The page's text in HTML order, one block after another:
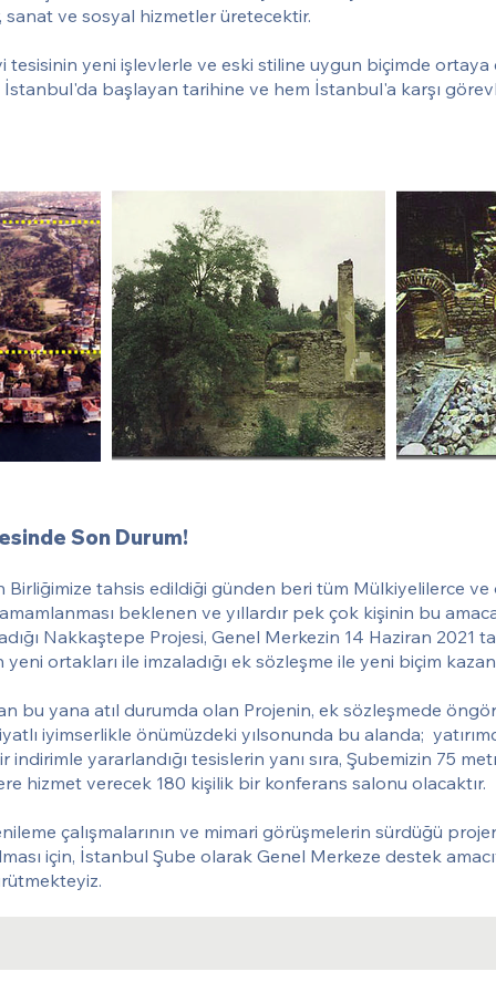
sanat ve sosyal hizmetler üretecektir.
tesisinin yeni işlevlerle ve eski stiline uygun biçimde ortaya
başlayan tarihine ve hem İstanbul'a karşı
Son Durum!
Birliğimize tahsis edildiği günden beri tüm Mülkiyelilerce ve
beklenen ve yıllardır pek çok kişinin bu
Nakkaştepe Projesi, Genel Merkezin 14 Haziran 2021
yeni ortakları ile imzaladığı ek sözleşme ile yeni biçim
bu yana atıl durumda olan Projenin, ek sözleşmede
iyimserlikle önümüzdeki yılsonunda bu alanda;
indirimle yararlandığı tesislerin yanı sıra, Şubemizin 75
hizmet verecek 180 kişilik bir konferans salonu olacaktır.
çalışmalarının ve mimari görüşmelerin sürdüğü
için, İstanbul Şube olarak Genel Merkeze destek